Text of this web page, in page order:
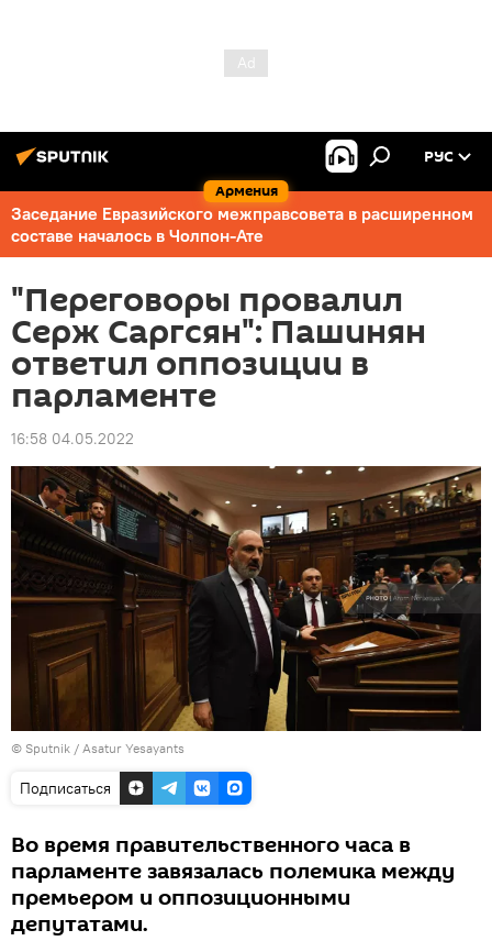
Армения
РУС
Заседание Евразийского межправсовета в расширенном
составе началось в Чолпон-Ате
"Переговоры провалил
Серж Саргсян": Пашинян
ответил оппозиции в
парламенте
16:58 04.05.2022
© Sputnik / Asatur Yesayants
Подписаться
Во время правительственного часа в
парламенте завязалась полемика между
премьером и оппозиционными
депутатами.